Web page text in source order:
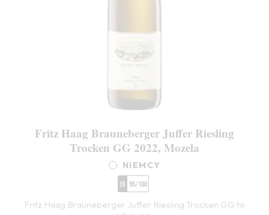
Fritz Haag Brauneberger Juffer Riesling
Trocken GG 2022, Mozela
NIEMCY
JS 95/100
Fritz Haag Brauneberger Juffer Riesling Trocken GG to